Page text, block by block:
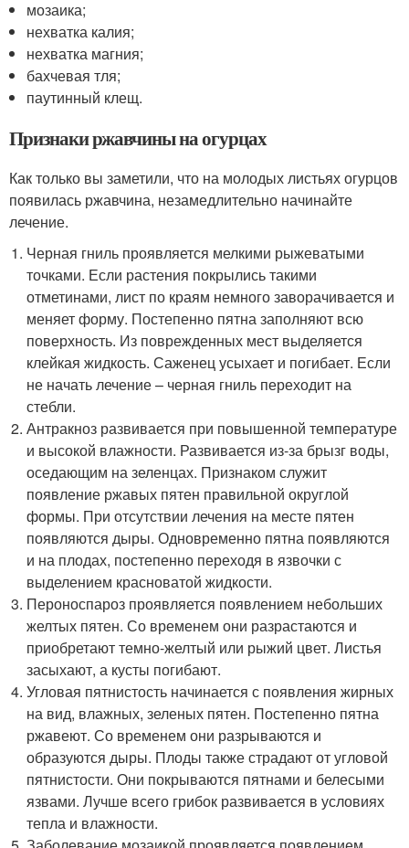
мозаика;
нехватка калия;
нехватка магния;
бахчевая тля;
паутинный клещ.
Признаки ржавчины на огурцах
Как только вы заметили, что на молодых листьях огурцов
появилась ржавчина, незамедлительно начинайте
лечение.
Черная гниль проявляется мелкими рыжеватыми
точками. Если растения покрылись такими
отметинами, лист по краям немного заворачивается и
меняет форму. Постепенно пятна заполняют всю
поверхность. Из поврежденных мест выделяется
клейкая жидкость. Саженец усыхает и погибает. Если
не начать лечение – черная гниль переходит на
стебли.
Антракноз развивается при повышенной температуре
и высокой влажности. Развивается из-за брызг воды,
оседающим на зеленцах. Признаком служит
появление ржавых пятен правильной округлой
формы. При отсутствии лечения на месте пятен
появляются дыры. Одновременно пятна появляются
и на плодах, постепенно переходя в язвочки с
выделением красноватой жидкости.
Пероноспароз проявляется появлением небольших
желтых пятен. Со временем они разрастаются и
приобретают темно-желтый или рыжий цвет. Листья
засыхают, а кусты погибают.
Угловая пятнистость начинается с появления жирных
на вид, влажных, зеленых пятен. Постепенно пятна
ржавеют. Со временем они разрываются и
образуются дыры. Плоды также страдают от угловой
пятнистости. Они покрываются пятнами и белесыми
язвами. Лучше всего грибок развивается в условиях
тепла и влажности.